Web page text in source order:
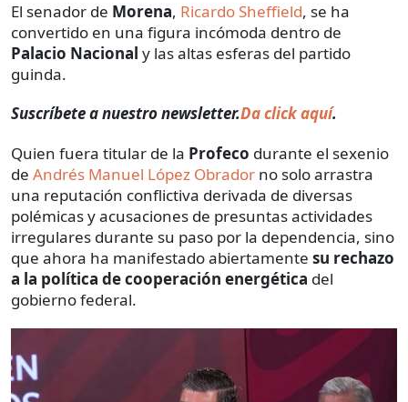
El senador de Morena, Ricardo Sheffield, se ha
convertido en una figura incómoda dentro de
Palacio Nacional y las altas esferas del partido
guinda.
Suscríbete a nuestro newsletter.Da click aquí.
Quien fuera titular de la Profeco durante el sexenio
de Andrés Manuel López Obrador no solo arrastra
una reputación conflictiva derivada de diversas
polémicas y acusaciones de presuntas actividades
irregulares durante su paso por la dependencia, sino
que ahora ha manifestado abiertamente su rechazo
a la política de cooperación energética del
gobierno federal.